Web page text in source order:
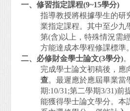
一、修習指定課程(9~15學分)
指導教授將根據學生的研
業指定課程。其中至少九
第(含)以上，特殊情況需
方能達成本學程修課標準。
二、必修財金學士論文(3學分)。
完成學士論文初稿後，應
查。最遲應於應屆畢業當
期:10/31;第二學期3/31)前
能獲得學士論文學分。本